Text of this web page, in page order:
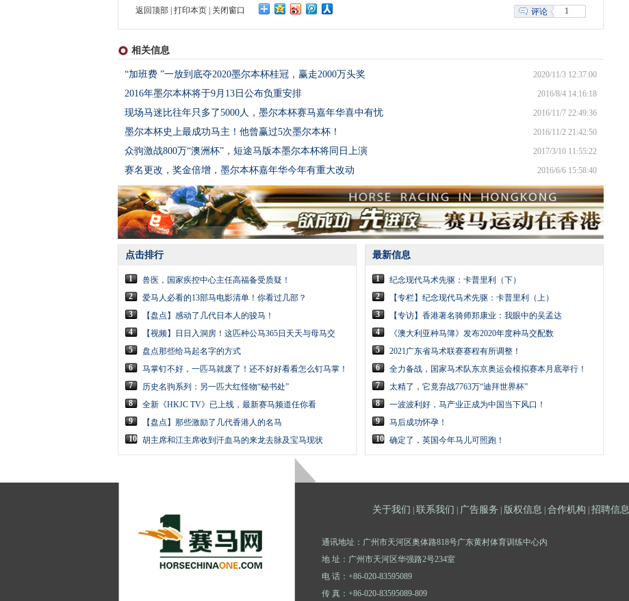
返回顶部 | 打印本页 | 关闭窗口 评论 1
相关信息
“加班费 ”一放到底夺2020墨尔本杯桂冠，赢走2000万头奖 2020/11/3 12:37:00
2016年墨尔本杯将于9月13日公布负重安排 2016/8/4 14:16:18
现场马迷比往年只多了5000人，墨尔本杯赛马嘉年华喜中有忧 2016/11/7 22:49:36
墨尔本杯史上最成功马主！他曾赢过5次墨尔本杯！ 2016/11/2 21:42:50
众驹激战800万“澳洲杯”，短途马版本墨尔本杯将同日上演 2017/3/10 11:55:22
赛名更改，奖金倍增，墨尔本杯嘉年华今年有重大改动 2016/6/6 15:58:40
点击排行
1
兽医，国家疾控中心主任高福备受质疑！
2
爱马人必看的13部马电影清单！你看过几部？
3
【盘点】感动了几代日本人的骏马！
4
【视频】日日入洞房！这匹种公马365日天天与母马交
5
盘点那些给马起名字的方式
6
马掌钉不好，一匹马就废了！还不好好看看怎么钉马掌！
7
历史名驹系列：另一匹大红怪物“秘书处”
8
全新《HKJC TV》已上线，最新赛马频道任你看
9
【盘点】那些激励了几代香港人的名马
10 胡主席和江主席收到汗血马的来龙去脉及宝马现状
最新信息
1
纪念现代马术先驱：卡普里利（下）
2
【专栏】纪念现代马术先驱：卡普里利（上）
3
【专访】香港著名骑师郑康业：我眼中的吴孟达
4
《澳大利亚种马簿》发布2020年度种马交配数
5
2021广东省马术联赛赛程有所调整！
6
全力备战，国家马术队东京奥运会模拟赛本月底举行！
7
太精了，它竟弃战7763万“迪拜世界杯”
8
一波波利好，马产业正成为中国当下风口！
9
马后成功怀孕！
10 确定了，英国今年马儿可照跑！
关于我们 | 联系我们 | 广告服务 | 版权信息 | 合作机构 | 招聘信息
通讯地址：广州市天河区奥体路818号广东黄村体育训练中心内
地 址：广州市天河区华强路2号234室
电 话：+86-020-83595089
传 真：+86-020-83595089-809